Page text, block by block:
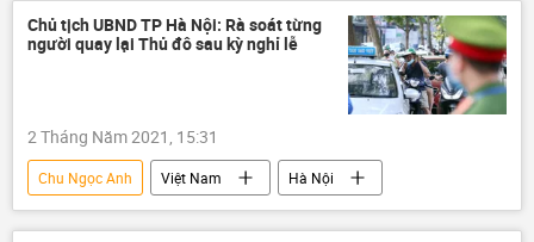
Covid-19 tại Việt Nam
Chủ tịch UBND TP Hà Nội: Rà soát từng
người quay lại Thủ đô sau kỳ nghỉ lễ
2 Tháng Năm 2021, 15:31
Chu Ngọc Anh Việt Nam Hà Nội